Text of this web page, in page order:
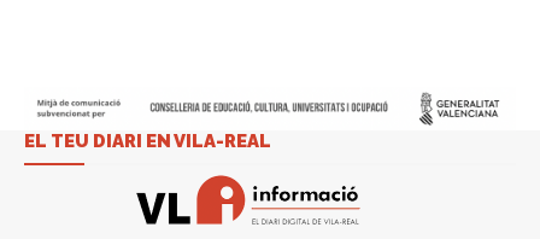
EL TEU DIARI EN VILA-REAL